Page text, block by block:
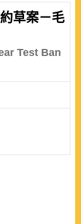
草案－毛
Test Ban